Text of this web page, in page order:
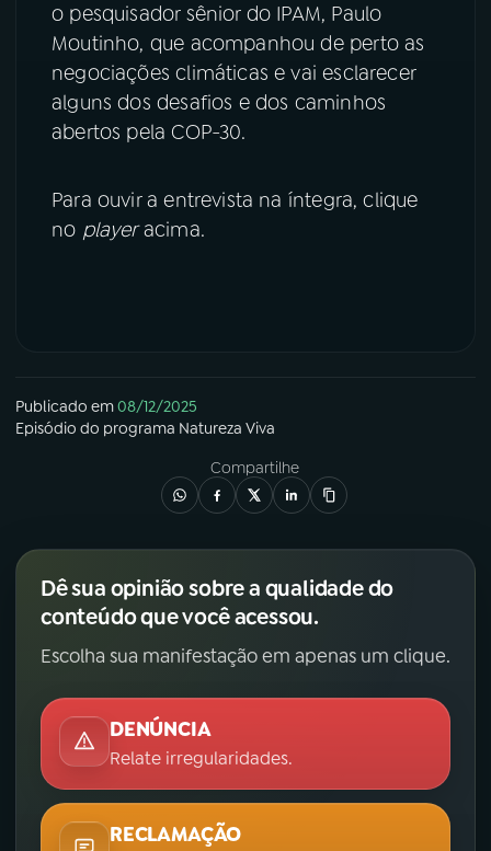
o pesquisador sênior do IPAM, Paulo
Moutinho, que acompanhou de perto as
negociações climáticas e vai esclarecer
alguns dos desafios e dos caminhos
abertos pela COP-30.
Para ouvir a entrevista na íntegra, clique
no playeracima.
Publicado em08/12/2025
Episódio do programa Natureza Viva
Compartilhe
Dê sua opinião sobre a qualidade do
conteúdo que você acessou.
Escolha sua manifestação em apenas um clique.
DENÚNCIA
Relate irregularidades.
RECLAMAÇÃO